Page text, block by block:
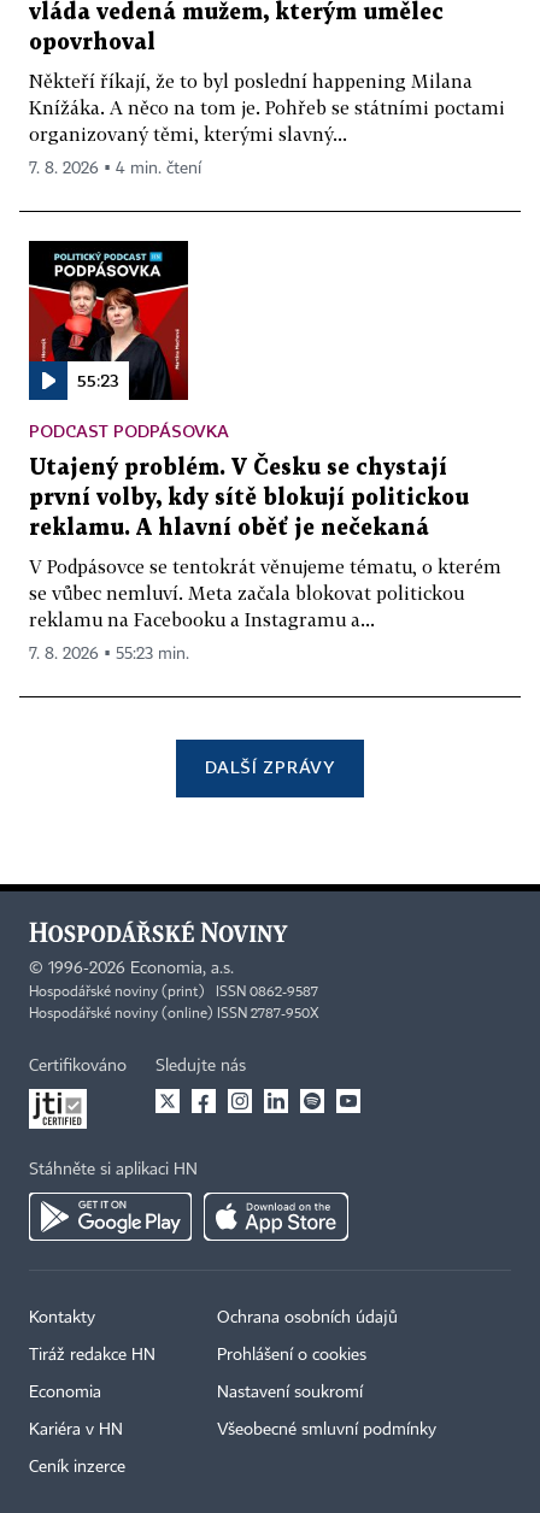
vláda vedená mužem, kterým umělec
opovrhoval
Někteří říkají, že to byl poslední happening Milana
Knížáka. A něco na tom je. Pohřeb se státními poctami
organizovaný těmi, kterými slavný...
7. 8. 2026 ▪ 4 min. čtení
55:23
PODCAST PODPÁSOVKA
Utajený problém. V Česku se chystají
první volby, kdy sítě blokují politickou
reklamu. A hlavní oběť je nečekaná
V Podpásovce se tentokrát věnujeme tématu, o kterém
se vůbec nemluví. Meta začala blokovat politickou
reklamu na Facebooku a Instagramu a...
7. 8. 2026 ▪ 55:23 min.
DALŠÍ ZPRÁVY
© 1996-2026 Economia, a.s.
Hospodářské noviny (print) ISSN 0862-9587
Hospodářské noviny (online) ISSN 2787-950X
Certifikováno Sledujte nás
Stáhněte si aplikaci HN
Kontakty
Tiráž redakce HN
Economia
Kariéra v HN
Ceník inzerce
Ochrana osobních údajů
Prohlášení o cookies
Nastavení soukromí
Všeobecné smluvní podmínky